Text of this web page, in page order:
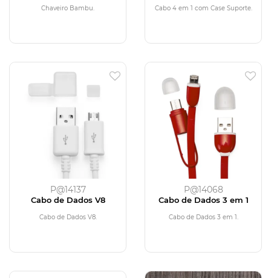
Chaveiro Bambu. Cabo 4 em 1 com Case Suporte.
P@14137
Cabo de Dados V8
Cabo de Dados V8.
P@14068
Cabo de Dados 3 em 1
Cabo de Dados 3 em 1.